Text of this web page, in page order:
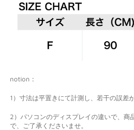
notion：
1）寸法は平置きにて計測し、若干の誤差
2）パソコンのディスプレイの違いで、商
で、ご了承くださいませ。